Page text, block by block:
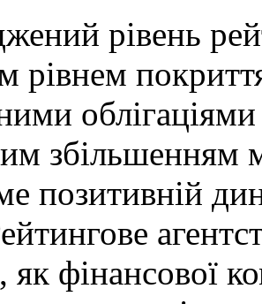
рівень
рівнем
збільшенням
позитивній
як фінансової